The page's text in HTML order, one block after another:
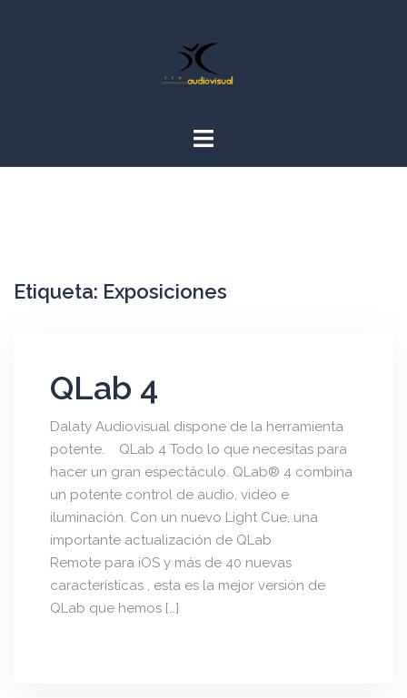
Etiqueta: Exposiciones
QLab 4
Dalaty Audiovisual dispone de la herramienta
potente. QLab 4 Todo lo que necesitas para
hacer un gran espectáculo. QLab® 4 combina
un potente control de audio, video e
iluminación. Con un nuevo Light Cue, una
importante actualización de QLab
Remote para iOS y más de 40 nuevas
características , esta es la mejor versión de
QLab que hemos […]